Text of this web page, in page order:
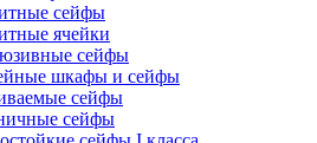
сейфы
ячейки
сейфы
шкафы и сейфы
сейфы
сейфы